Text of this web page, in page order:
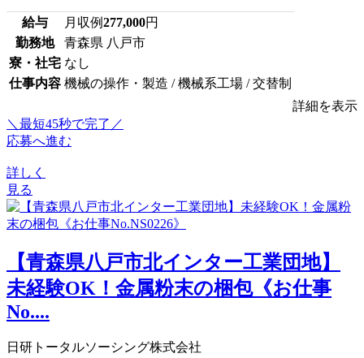
給与 月収例277,000円
勤務地
青森県 八戸市
寮・社宅 なし
仕事内容 機械の操作・製造 / 機械系工場 / 交替制
詳細を表示
＼最短45秒で完了／
応募へ進む
詳しく
見る
【青森県八戸市北インター工業団地】
未経験OK！金属粉末の梱包《お仕事
No....
日研トータルソーシング株式会社